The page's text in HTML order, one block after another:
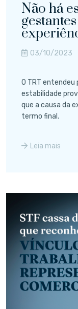
Não há
03/10/2023
O TRT entendeu
estabilidade
que a causa da
termo final.
Leia mais